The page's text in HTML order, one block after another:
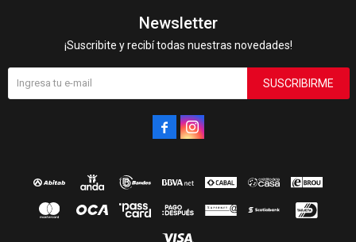
Newsletter
¡Suscribite y recibí todas nuestras novedades!
SUSCRIBIRME
 